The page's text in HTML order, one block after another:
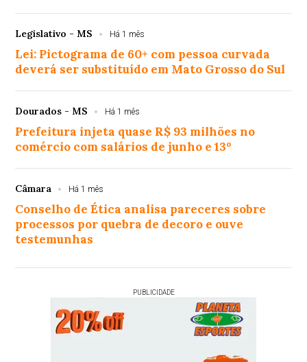
Legislativo - MS Há 1 mês
Lei: Pictograma de 60+ com pessoa curvada
deverá ser substituído em Mato Grosso do Sul
Dourados - MS Há 1 mês
Prefeitura injeta quase R$ 93 milhões no
comércio com salários de junho e 13º
Câmara Há 1 mês
Conselho de Ética analisa pareceres sobre
processos por quebra de decoro e ouve
testemunhas
PUBLICIDADE